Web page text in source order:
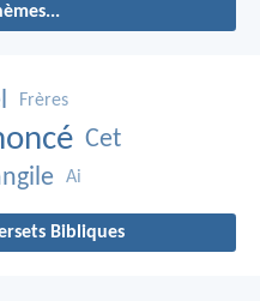
Frères
Cet
Ai
Bibliques